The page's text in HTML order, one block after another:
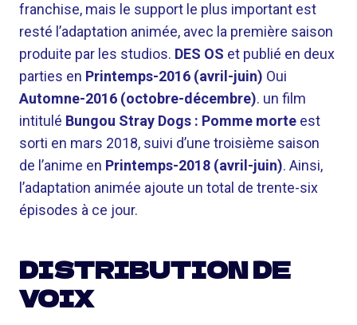
franchise, mais le support le plus important est
resté l’adaptation animée, avec la première saison
produite par les studios. DES OS et publié en deux
parties en Printemps-2016 (avril-juin) Oui
Automne-2016 (octobre-décembre). un film
intitulé Bungou Stray Dogs : Pomme morte est
sorti en mars 2018, suivi d’une troisième saison
de l’anime en Printemps-2018 (avril-juin). Ainsi,
l’adaptation animée ajoute un total de trente-six
épisodes à ce jour.
DISTRIBUTION DE
VOIX